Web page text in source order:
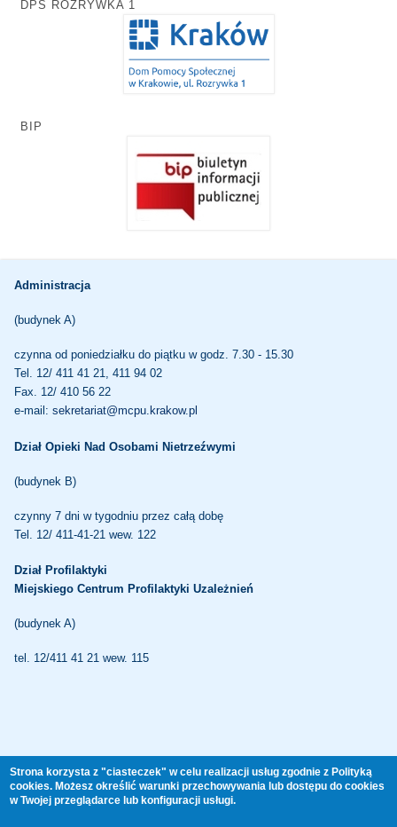
DPS ROZRYWKA 1
BIP
Administracja
(budynek A)
czynna od poniedziałku do piątku w godz. 7.30 - 15.30
Tel. 12/ 411 41 21, 411 94 02
Fax. 12/ 410 56 22
e-mail: sekretariat@mcpu.krakow.pl
Dział Opieki Nad Osobami Nietrzeźwymi
(budynek B)
czynny 7 dni w tygodniu przez całą dobę
Tel. 12/ 411-41-21 wew. 122
Dział Profilaktyki
Miejskiego Centrum Profilaktyki Uzależnień
(budynek A)
tel. 12/411 41 21 wew. 115
12/ 411 60 44
Strona korzysta z "ciasteczek" w celu realizacji usług zgodnie z Polityką
cookies. Możesz określić warunki przechowywania lub dostępu do cookies
w Twojej przeglądarce lub konfiguracji usługi.